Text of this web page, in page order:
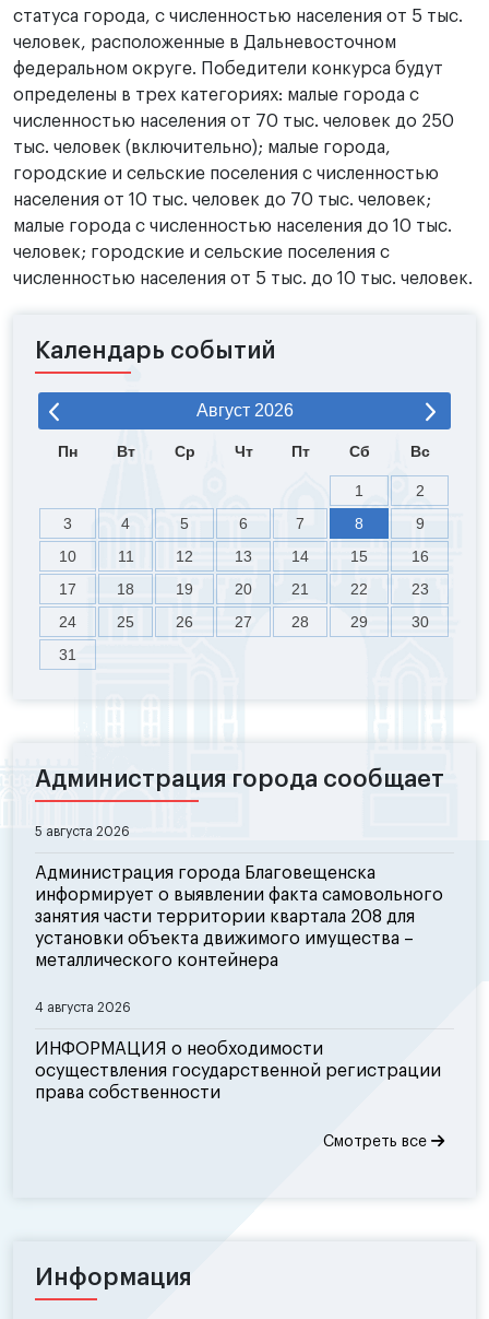
статуса города, с численностью населения от 5 тыс.
человек, расположенные в Дальневосточном
федеральном округе. Победители конкурса будут
определены в трех категориях: малые города с
численностью населения от 70 тыс. человек до 250
тыс. человек (включительно); малые города,
городские и сельские поселения с численностью
населения от 10 тыс. человек до 70 тыс. человек;
малые города с численностью населения до 10 тыс.
человек; городские и сельские поселения с
численностью населения от 5 тыс. до 10 тыс. человек.
Календарь событий
Август 2026
Пн Вт Ср Чт Пт Сб Вс
1
2
3
4 5 6 7 8
9
10
11 12 13 14 15
16
17
18 19 20 21 22
23
24
25 26 27 28 29
30
31
Администрация города сообщает
5 августа 2026
Администрация города Благовещенска
информирует о выявлении факта самовольного
занятия части территории квартала 208 для
установки объекта движимого имущества –
металлического контейнера
4 августа 2026
ИНФОРМАЦИЯ о необходимости
осуществления государственной регистрации
права собственности
Смотреть все
Информация